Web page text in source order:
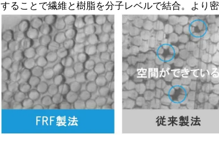
することで繊維と樹脂を分子レベルで結合。より